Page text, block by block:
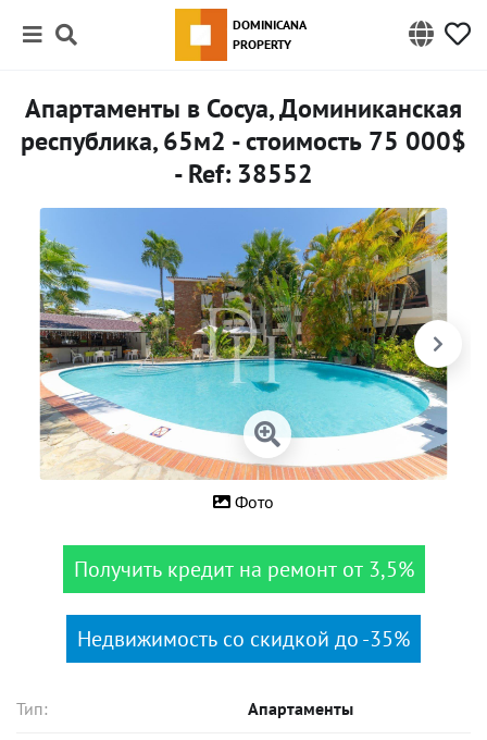
DOMINICANA
PROPERTY
Апартаменты в Сосуа, Доминиканская
республика, 65м2 - стоимость 75 000$
- Ref: 38552
Фото
Получить кредит на ремонт от 3,5%
Недвижимость со скидкой до -35%
Тип: Апартаменты